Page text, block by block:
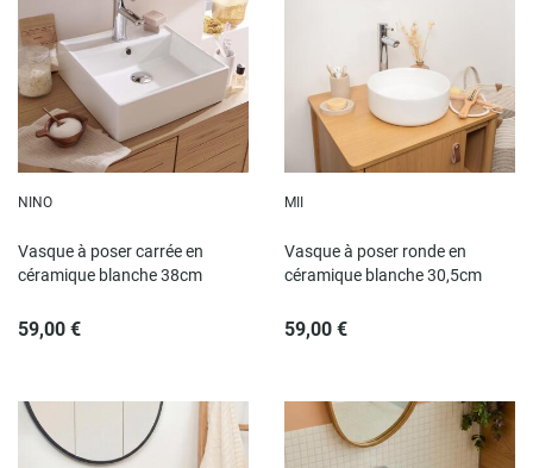
NINO
Vasque à poser carrée en
céramique blanche 38cm
59,00 €
MII
Vasque à poser ronde en
céramique blanche 30,5cm
59,00 €